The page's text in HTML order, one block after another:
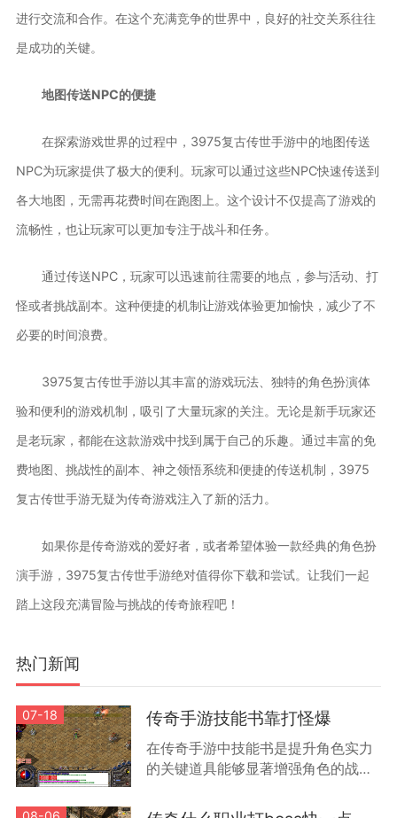
进行交流和合作。在这个充满竞争的世界中，良好的社交关系往往
是成功的关键。
地图传送NPC的便捷
在探索游戏世界的过程中，3975复古传世手游中的地图传送
NPC为玩家提供了极大的便利。玩家可以通过这些NPC快速传送到
各大地图，无需再花费时间在跑图上。这个设计不仅提高了游戏的
流畅性，也让玩家可以更加专注于战斗和任务。
通过传送NPC，玩家可以迅速前往需要的地点，参与活动、打
怪或者挑战副本。这种便捷的机制让游戏体验更加愉快，减少了不
必要的时间浪费。
3975复古传世手游以其丰富的游戏玩法、独特的角色扮演体
验和便利的游戏机制，吸引了大量玩家的关注。无论是新手玩家还
是老玩家，都能在这款游戏中找到属于自己的乐趣。通过丰富的免
费地图、挑战性的副本、神之领悟系统和便捷的传送机制，3975
复古传世手游无疑为传奇游戏注入了新的活力。
如果你是传奇游戏的爱好者，或者希望体验一款经典的角色扮
演手游，3975复古传世手游绝对值得你下载和尝试。让我们一起
踏上这段充满冒险与挑战的传奇旅程吧！
热门新闻
07-18 传奇手游技能书靠打怪爆
在传奇手游中技能书是提升角色实力
的关键道具能够显著增强角色的战斗
能书主要通过击败怪物获得不同等级